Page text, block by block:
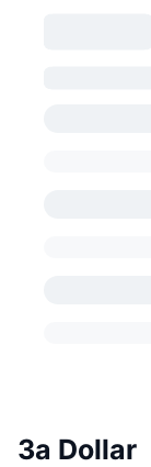
За Dollar